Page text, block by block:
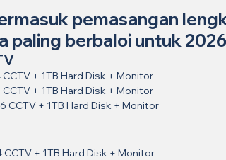
pemasangan
paling berbaloi untuk
CCTV + 1TB Hard Disk + Monitor
CCTV + 1TB Hard Disk + Monitor
CCTV + 1TB Hard Disk + Monitor
CCTV + 1TB Hard Disk + Monitor